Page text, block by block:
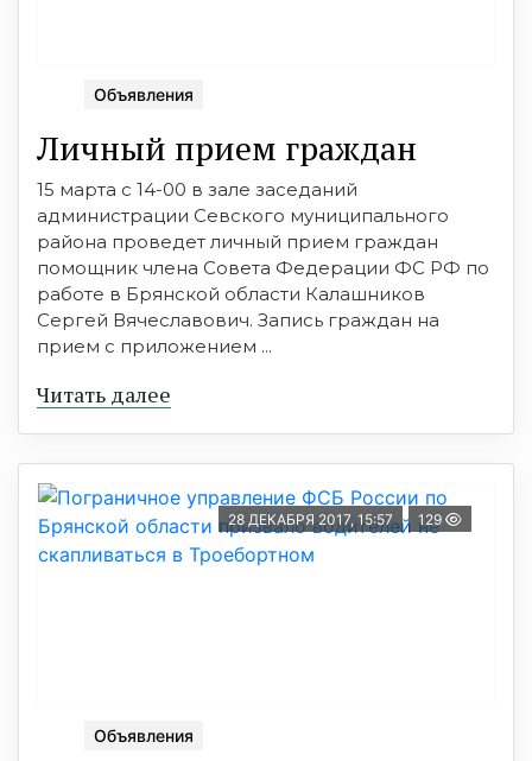
Объявления
Личный прием граждан
15 марта с 14-00 в зале заседаний
администрации Севского муниципального
района проведет личный прием граждан
помощник члена Совета Федерации ФС РФ по
работе в Брянской области Калашников
Сергей Вячеславович. Запись граждан на
прием с приложением ...
Читать далее
28 ДЕКАБРЯ 2017, 15:57 129
Объявления